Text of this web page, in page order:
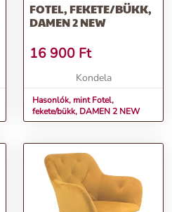
FOTEL, FEKETE/BÜKK,
DAMEN 2 NEW
16 900 Ft
Kondela
Hasonlók, mint Fotel,
fekete/bükk, DAMEN 2 NEW